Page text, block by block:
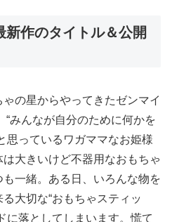
新作のタイトル＆公開
の星からやってきたゼンマイ
みんなが自分のために何かを
思っているワガママなお姫様
大きいけど不器用なおもちゃ
一緒。ある日、いろんな物を
大切な“おもちゃスティッ
に落としてしまいます。慌て